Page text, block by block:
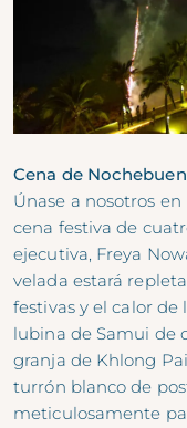
Cena de
Únase a nosotros
cena festiva de
ejecutiva, Freya
velada estará
festivas y el calor
lubina de Samui de
granja de Khlong
turrón blanco de
meticulosamente